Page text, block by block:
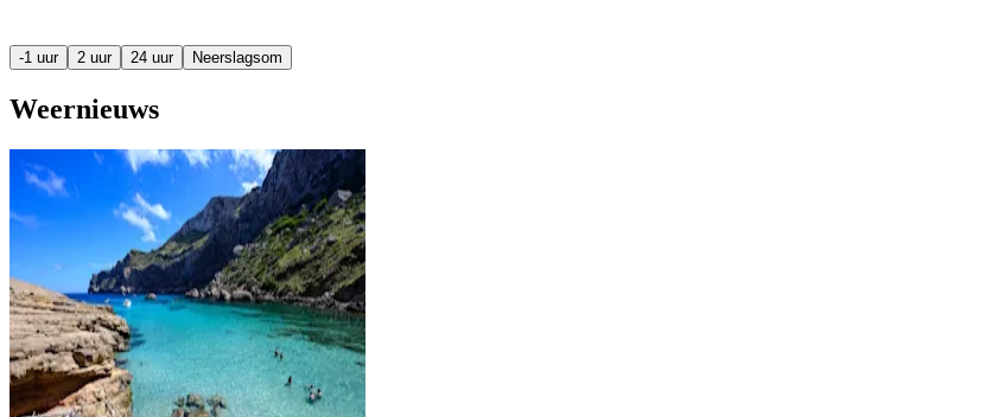
-1 uur 2 uur 24 uur Neerslagsom
Weernieuws